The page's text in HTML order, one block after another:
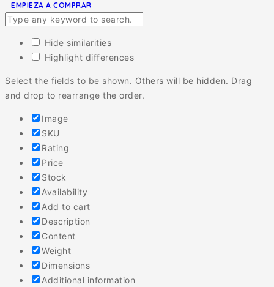
EMPIEZA A COMPRAR
Hide similarities
Highlight differences
Select the fields to be shown. Others will be hidden. Drag
and drop to rearrange the order.
Image
SKU
Rating
Price
Stock
Availability
Add to cart
Description
Content
Weight
Dimensions
Additional information